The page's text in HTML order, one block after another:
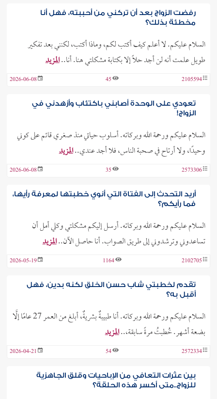
رفضت الزواج بعد أن تركني من أحببته، فهل أنا
مخطئة بذلك؟
السلام عليكم. لا أعلم كيف أكتب لكم، وماذا أكتب، لكنني بعد تفكير
طويل علمت أنه لن أجد حلاً إلا بكتابة مشكلتي هنا. أنا..المزيد
2105594
45
2026-06-08
تعودي على الوحدة أصابني باكتئاب وأزهدني في
الزواج!
السلام عليكم ورحمة الله وبركاته. أسلوب حياتي منذ صغري قائم على كوني
وحيدًا، ولا أرتاح في صحبة الناس، فلا أجد عندي..المزيد
2573306
35
2026-06-08
أريد التحدث إلى الفتاة التي أنوي خطبتها لمعرفة رأيها،
فما رأيكم؟
السلام عليكم ورحمة الله وبركاته. أرسل إليكم مشكلتي وكلي أمل أن
تساعدوني وترشدوني إلى طريق الصواب. أنا حاصل الآن..المزيد
2102705
1164
2026-05-19
تقدم لخطبتي شاب حسن الخلق لكنه بدين، فهل
أقبل به؟
السلام عليكم ورحمة الله وبركاته. أنا طبيبةٌ بشريةٌ، أبلغ من العمر 27 عامًا إلَّا
بضعة أشهر. خُطبتُ مرةً سابقة،..المزيد
2572334
54
2026-04-21
بين عثرات التعافي من الإباحيات وقلق الجاهزية
للزواج..متى أكسر هذه الحلقة؟